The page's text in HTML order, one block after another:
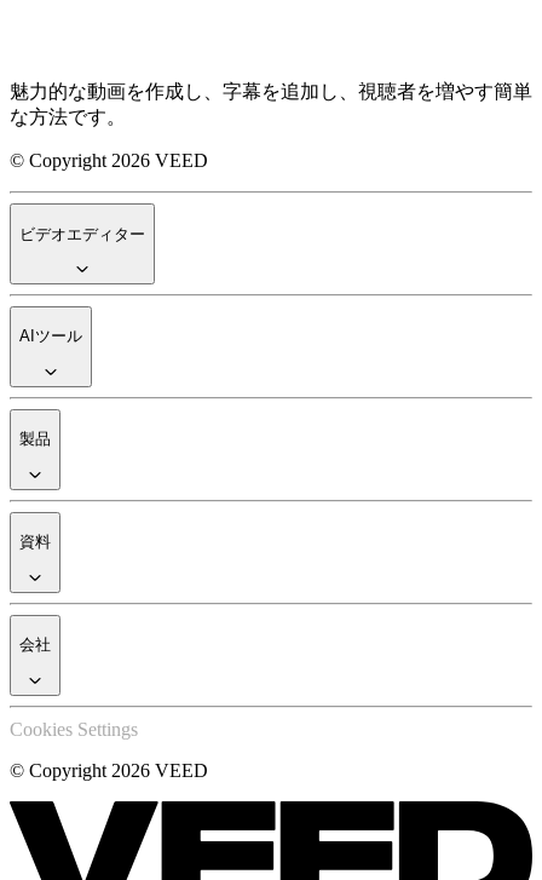
魅力的な動画を作成し、字幕を追加し、視聴者を増やす簡単
な方法です。
© Copyright 2026 VEED
ビデオエディター
AIツール
製品
資料
会社
Cookies Settings
© Copyright 2026 VEED